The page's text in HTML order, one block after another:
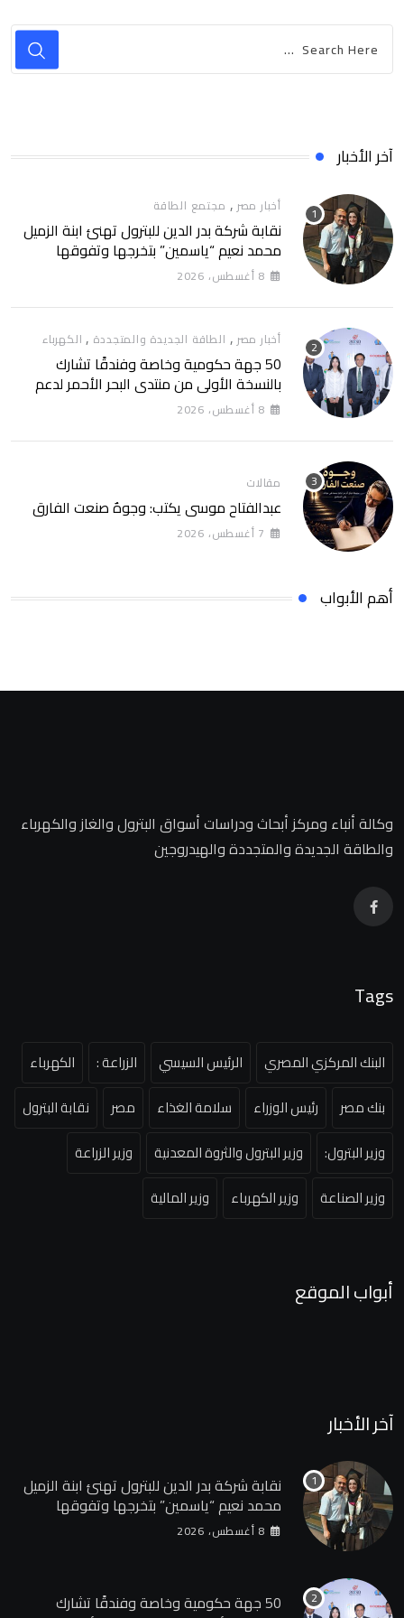
آخر الأخبار
أخبار مصر, مجتمع الطاقة
نقابة شركة بدر الدين للبترول تهنئ ابنة الزميل
محمد نعيم “ياسمين” بتخرجها وتفوقها
8 أغسطس، 2026
أخبار مصر, الطاقة الجديدة والمتجددة , الكهرباء
50 جهة حكومية وخاصة وفندقًا تشارك
بالنسخة الأولى من منتدى البحر الأحمر لدعم
الطاقة النظيفة والسياحة المستدامة
8 أغسطس، 2026
مقالات
عبدالفتاح موسى يكتب: وجوهٌ صنعت الفارق
7 أغسطس، 2026
أهم الأبواب
وكالة أنباء ومركز أبحاث ودراسات أسواق البترول والغاز والكهرباء
والطاقة الجديدة والمتجددة والهيدروجين
Tags
البنك المركزي المصري الرئيس السيسي الزراعة :
الكهرباء
بنك مصر
رئيس الوزراء سلامة الغذاء مصر
نقابة البترول
وزير البترول:
وزير البترول والثروة المعدنية
وزير الزراعة
وزير الصناعة
وزير الكهرباء وزير المالية
أبواب الموقع
آخر الأخبار
نقابة شركة بدر الدين للبترول تهنئ ابنة الزميل
محمد نعيم “ياسمين” بتخرجها وتفوقها
8 أغسطس، 2026
50 جهة حكومية وخاصة وفندقًا تشارك